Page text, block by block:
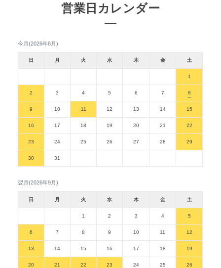
営業日カレンダー
今月(2026年8月)
日 月 火 水 木 金 土
1
2 3 4 5 6 7 8
9 10 11 12 13 14 15
16 17 18 19 20 21 22
23 24 25 26 27 28 29
30 31
翌月(2026年9月)
日 月 火 水 木 金 土
1 2 3 4 5
6 7 8 9 10 11 12
13 14 15 16 17 18 19
20 21 22 23 24 25 26